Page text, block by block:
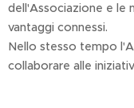
dell'Associazione e le
vantaggi connessi.
Nello stesso tempo
collaborare alle